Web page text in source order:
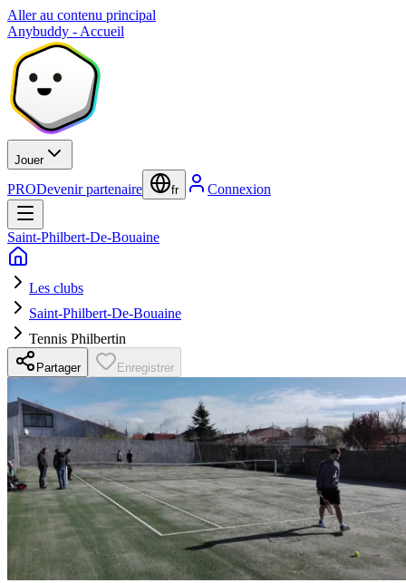
Aller au contenu principal
Anybuddy - Accueil
Jouer
PRODevenir partenaire fr Connexion
Saint-Philbert-De-Bouaine
Les clubs
Saint-Philbert-De-Bouaine
Tennis Philbertin
Partager Enregistrer